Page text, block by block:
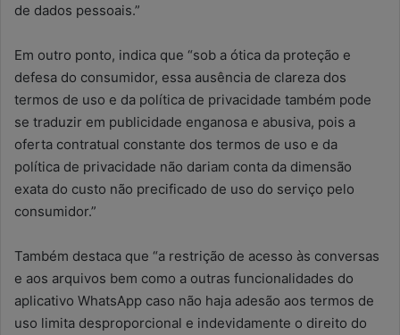
de dados pessoais.”
Em outro ponto, indica que “sob a ótica da proteção e
defesa do consumidor, essa ausência de clareza dos
termos de uso e da política de privacidade também pode
se traduzir em publicidade enganosa e abusiva, pois a
oferta contratual constante dos termos de uso e da
política de privacidade não dariam conta da dimensão
exata do custo não precificado de uso do serviço pelo
consumidor.”
Também destaca que “a restrição de acesso às conversas
e aos arquivos bem como a outras funcionalidades do
aplicativo WhatsApp caso não haja adesão aos termos de
uso limita desproporcional e indevidamente o direito do